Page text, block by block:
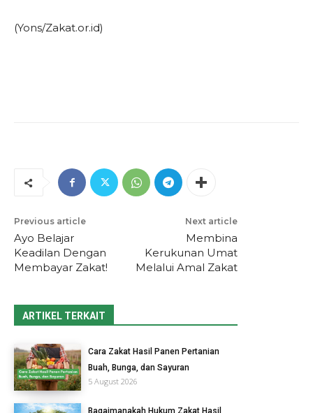
(Yons/Zakat.or.id)
Previous article
Ayo Belajar
Keadilan Dengan
Membayar Zakat!
Next article
Membina
Kerukunan Umat
Melalui Amal Zakat
ARTIKEL TERKAIT
Cara Zakat Hasil Panen Pertanian
Buah, Bunga, dan Sayuran
5 August 2026
Bagaimanakah Hukum Zakat Hasil